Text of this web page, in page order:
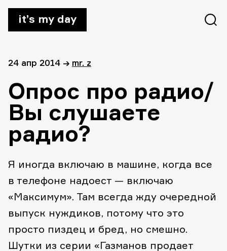
it’s my day
24 апр 2014 → mr. z
Опрос про радио/
Вы слушаете
радио?
Я иногда включаю в машине, когда все
в телефоне надоест — включаю
«Максимум». Там всегда жду очередной
выпуск нуждиков, потому что это
просто пиздец и бред, но смешно.
Шутки из серии «Газманов продает